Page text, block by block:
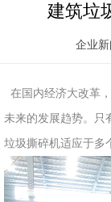
场
动
态
联
系
郑
建筑垃
企业
在国内经济大改革
未来的发展趋势。只
垃圾撕碎机适应于多